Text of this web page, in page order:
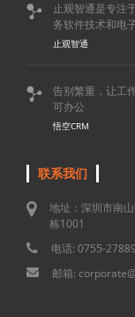

止观智通是专注
务软件技术和电
止观智通

告别繁重，让工
可办公
悟空CRM
联系我们
地址：深圳市南
栋1001
电话: 0755-
邮箱: